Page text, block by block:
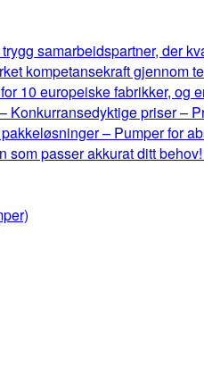
samarbeidspartner, der
kompetansekraft gjennom
10 europeiske fabrikker,
Konkurransedyktige priser –
– Pumper for
som passer akkurat ditt